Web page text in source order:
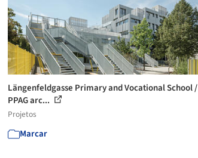
Längenfeldgasse Primary and Vocational School /
PPAG arc...
Projetos
Marcar